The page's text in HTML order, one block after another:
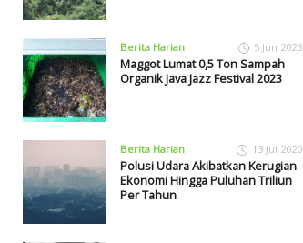
Berita Harian 5 Jun 2023
Maggot Lumat 0,5 Ton Sampah
Organik Java Jazz Festival 2023
Berita Harian 13 Jul 2020
Polusi Udara Akibatkan Kerugian
Ekonomi Hingga Puluhan Triliun
Per Tahun